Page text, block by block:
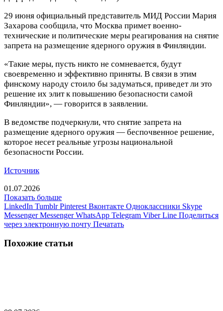
29 июня официальный представитель МИД России Мария
Захарова сообщила, что Москва примет военно-
технические и политические меры реагирования на снятие
запрета на размещение ядерного оружия в Финляндии.
«Такие меры, пусть никто не сомневается, будут
своевременно и эффективно приняты. В связи в этим
финскому народу стоило бы задуматься, приведет ли это
решение их элит к повышению безопасности самой
Финляндии», — говорится в заявлении.
В ведомстве подчеркнули, что снятие запрета на
размещение ядерного оружия — беспочвенное решение,
которое несет реальные угрозы национальной
безопасности России.
Источник
01.07.2026
Показать больше
LinkedIn Tumblr Pinterest Вконтакте Одноклассники Skype
Messenger Messenger WhatsApp Telegram Viber Line Поделиться
через электронную почту Печатать
Похожие статьи